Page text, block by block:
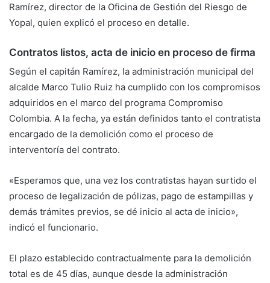
Ramírez, director de la Oficina de Gestión del Riesgo de
Yopal, quien explicó el proceso en detalle.
Contratos listos, acta de inicio en proceso de firma
Según el capitán Ramírez, la administración municipal del
alcalde Marco Tulio Ruiz ha cumplido con los compromisos
adquiridos en el marco del programa Compromiso
Colombia. A la fecha, ya están definidos tanto el contratista
encargado de la demolición como el proceso de
interventoría del contrato.
«Esperamos que, una vez los contratistas hayan surtido el
proceso de legalización de pólizas, pago de estampillas y
demás trámites previos, se dé inicio al acta de inicio»,
indicó el funcionario.
El plazo establecido contractualmente para la demolición
total es de 45 días, aunque desde la administración